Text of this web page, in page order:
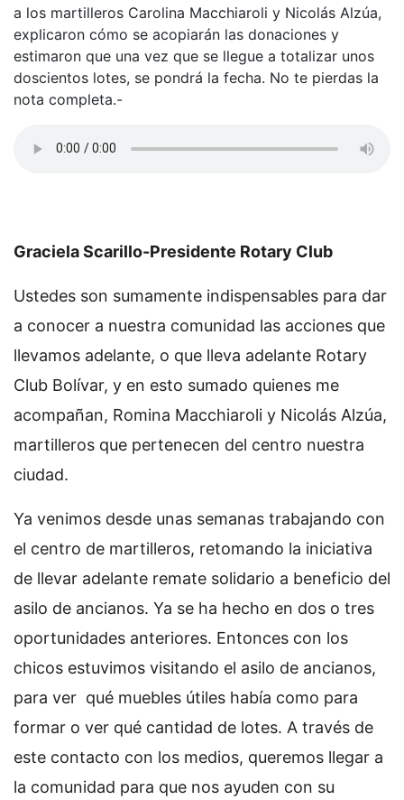
a los martilleros Carolina Macchiaroli y Nicolás Alzúa,
explicaron cómo se acopiarán las donaciones y
estimaron que una vez que se llegue a totalizar unos
doscientos lotes, se pondrá la fecha. No te pierdas la
nota completa.-
Graciela Scarillo-Presidente Rotary Club
Ustedes son sumamente indispensables para dar
a conocer a nuestra comunidad las acciones que
llevamos adelante, o que lleva adelante Rotary
Club Bolívar, y en esto sumado quienes me
acompañan, Romina Macchiaroli y Nicolás Alzúa,
martilleros que pertenecen del centro nuestra
ciudad.
Ya venimos desde unas semanas trabajando con
el centro de martilleros, retomando la iniciativa
de llevar adelante remate solidario a beneficio del
asilo de ancianos. Ya se ha hecho en dos o tres
oportunidades anteriores. Entonces con los
chicos estuvimos visitando el asilo de ancianos,
para ver qué muebles útiles había como para
formar o ver qué cantidad de lotes. A través de
este contacto con los medios, queremos llegar a
la comunidad para que nos ayuden con su